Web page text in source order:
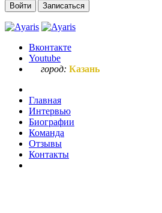
Войти
Записаться
Вконтакте
Youtube
город: Казань
Главная
Интервью
Биографии
Команда
Отзывы
Контакты